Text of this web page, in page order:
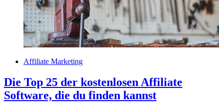
Affiliate Marketing
Die Top 25 der kostenlosen Affiliate
Software, die du finden kannst